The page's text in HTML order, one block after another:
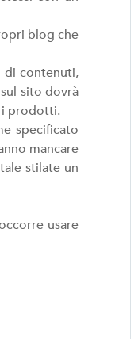
blog che
di contenuti,
sito dovrà
i prodotti.
specificato
mancare
stilate un
usare
APP IOS / ANDROID
Realizziamo
Design e Funzionalità
Proponiamo
Realizziamo E-